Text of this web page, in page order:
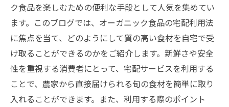
ク食品を楽しむための便利な手段として人気を集めてい
ます。このブログでは、オーガニック食品の宅配利用法
に焦点を当て、どのようにして質の高い食材を自宅で受
け取ることができるのかをご紹介します。新鮮さや安全
性を重視する消費者にとって、宅配サービスを利用する
ことで、農家から直接届けられる旬の食材を簡単に取り
入れることができます。また、利用する際のポイント